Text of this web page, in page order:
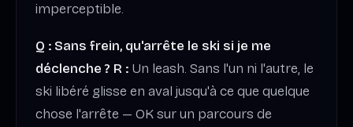
imperceptible.
Q : Sans frein, qu'arrête le ski si je me
déclenche ? R : Un leash. Sans l'un ni l'autre, le
ski libéré glisse en aval jusqu'à ce que quelque
chose l'arrête — OK sur un parcours de